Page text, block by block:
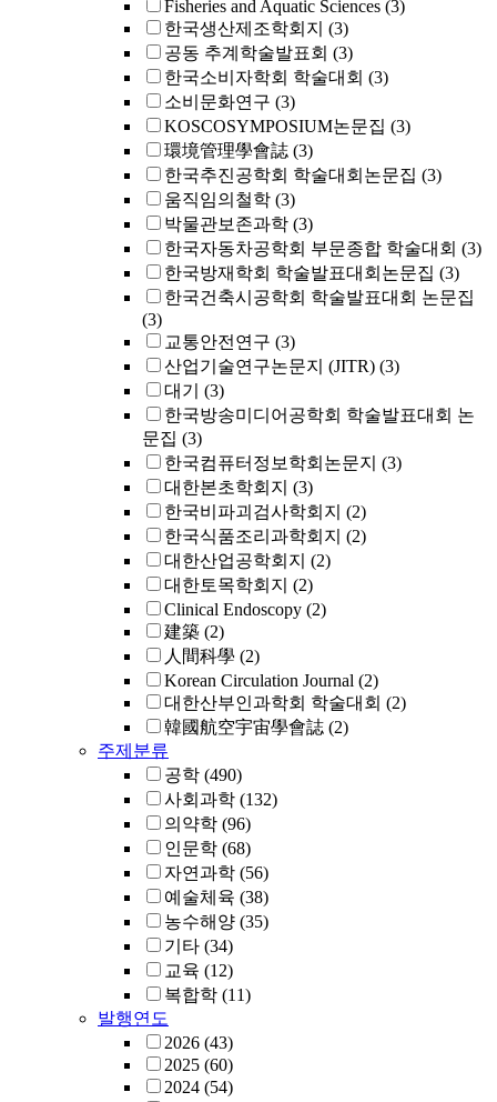
Fisheries and Aquatic Sciences (3)
한국생산제조학회지 (3)
공동 추계학술발표회 (3)
한국소비자학회 학술대회 (3)
소비문화연구 (3)
KOSCOSYMPOSIUM논문집 (3)
環境管理學會誌 (3)
한국추진공학회 학술대회논문집 (3)
움직임의철학 (3)
박물관보존과학 (3)
한국자동차공학회 부문종합 학술대회 (3)
한국방재학회 학술발표대회논문집 (3)
한국건축시공학회 학술발표대회 논문집
(3)
교통안전연구 (3)
산업기술연구논문지 (JITR) (3)
대기
(3)
한국방송미디어공학회 학술발표대회 논
문집 (3)
한국컴퓨터정보학회논문지 (3)
대한본초학회지 (3)
한국비파괴검사학회지 (2)
한국식품조리과학회지 (2)
대한산업공학회지 (2)
대한토목학회지 (2)
Clinical Endoscopy (2)
建築 (2)
人間科學 (2)
Korean Circulation Journal (2)
대한산부인과학회 학술대회 (2)
韓國航空宇宙學會誌 (2)
주제분류
공학 (490)
사회과학 (132)
의약학 (96)
인문학 (68)
자연과학 (56)
예술체육 (38)
농수해양 (35)
기타 (34)
교육 (12)
복합학 (11)
발행연도
2026 (43)
2025 (60)
2024 (54)